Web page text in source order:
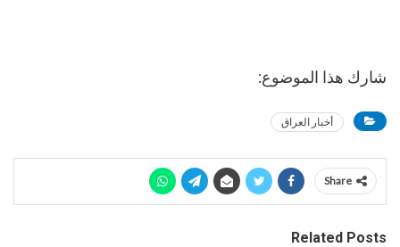
شارك هذا الموضوع:
أخبار العراق
Share
Related Posts